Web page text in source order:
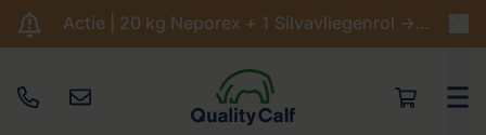
Actie | 20 kg Neporex + 1 Silvavliegenrol -> €204,95